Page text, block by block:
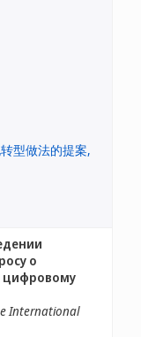
о
цифровому
International